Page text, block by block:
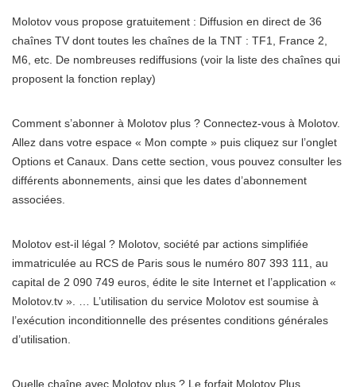
Molotov vous propose gratuitement : Diffusion en direct de 36
chaînes TV dont toutes les chaînes de la TNT : TF1, France 2,
M6, etc. De nombreuses rediffusions (voir la liste des chaînes qui
proposent la fonction replay)
Comment s’abonner à Molotov plus ? Connectez-vous à Molotov.
Allez dans votre espace « Mon compte » puis cliquez sur l’onglet
Options et Canaux. Dans cette section, vous pouvez consulter les
différents abonnements, ainsi que les dates d’abonnement
associées.
Molotov est-il légal ? Molotov, société par actions simplifiée
immatriculée au RCS de Paris sous le numéro 807 393 111, au
capital de 2 090 749 euros, édite le site Internet et l’application «
Molotov.tv ». … L’utilisation du service Molotov est soumise à
l’exécution inconditionnelle des présentes conditions générales
d’utilisation.
Quelle chaîne avec Molotov plus ? Le forfait Molotov Plus